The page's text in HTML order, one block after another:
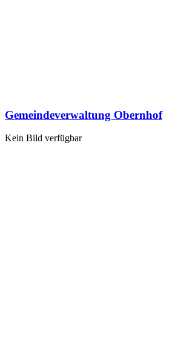
Gemeindeverwaltung Obernhof
Kein Bild verfügbar